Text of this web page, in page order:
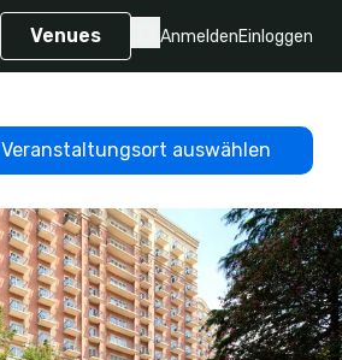
Venues AnmeldenEinloggen
Veranstaltungsort auswählen